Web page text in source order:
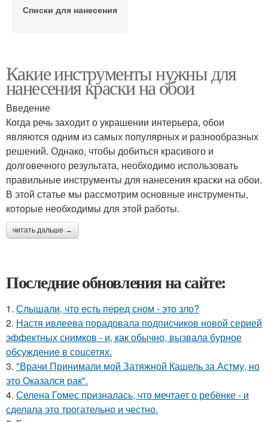
Списки для нанесения
Какие инструменты нужны для
нанесения краски на обои
Введение
Когда речь заходит о украшении интерьера, обои
являются одним из самых популярных и разнообразных
решений. Однако, чтобы добиться красивого и
долговечного результата, необходимо использовать
правильные инструменты для нанесения краски на обои.
В этой статье мы рассмотрим основные инструменты,
которые необходимы для этой работы.
читать дальше →
Последние обновления на сайте:
1. Слышали, что есть перед сном - это зло?
2. Настя ивлеева порадовала подписчиков новой серией
эффектных снимков - и, как обычно, вызвала бурное
обсуждение в соцсетях.
3. "Врачи Принимали мой Затяжной Кашель за Астму, но
это Оказался рак".
4. Селена Гомес призналась, что мечтает о ребёнке - и
сделала это трогательно и честно.